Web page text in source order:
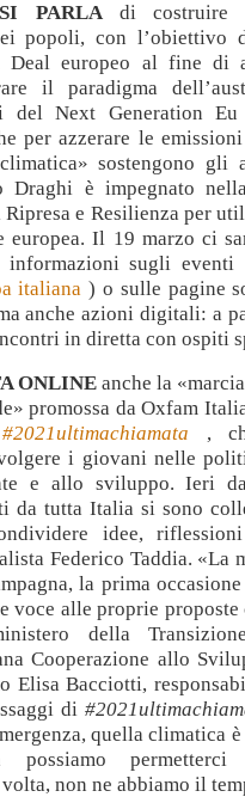
PARLAdi costruire
popoli, con l’obiettivo
Deal europeo al fine di
il paradigma
del Next Generation Eu
per azzerare le
sostengono gli
Draghi è impegnato
e Resilienza per
europea. Il 19 marzo ci
sugli eventi
italiana ) o sulle pagine
anche azioni digitali: a
in diretta con ospiti
ONLINEanche la
promossa da Oxfam
,
i giovani nelle
e allo sviluppo. Ieri
da tutta Italia si sono
idee,
Federico Taddia. «La
la prima
voce alle proprie proposte
della
Cooperazione allo
Elisa Bacciotti,
di
quella climatica
non ne abbiamo il